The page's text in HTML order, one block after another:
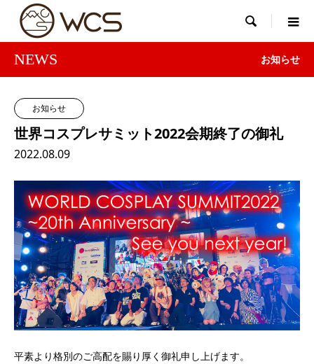

NEWS お知らせ
お知らせ
世界コスプレサミット2022会期終了の御礼
2022.08.09
平素より格別のご高配を賜り厚く御礼申し上げます。